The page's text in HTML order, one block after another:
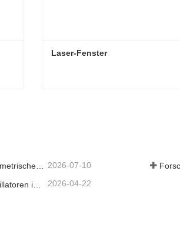
Laser-Fenster
Forschung zu mittelinfraroten parametrischen Oszillatoren - Teil 06 2026-07-10
2026-04-22